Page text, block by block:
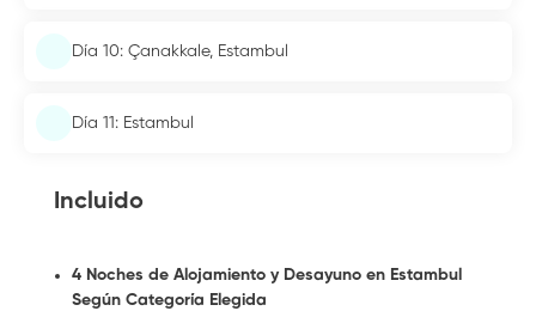
Día 10: Çanakkale, Estambul
Día 11: Estambul
Incluido
4 Noches de Alojamiento y Desayuno en Estambul
Según Categoría Elegida